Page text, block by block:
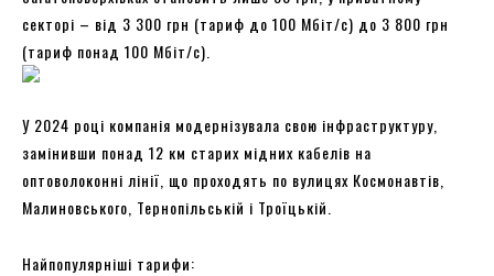
секторі – від 3 300 грн (тариф до 100 Мбіт/с) до 3 800 грн
(тариф понад 100 Мбіт/с).
У 2024 році компанія модернізувала свою інфраструктуру,
замінивши понад 12 км старих мідних кабелів на
оптоволоконні лінії, що проходять по вулицях Космонавтів,
Малиновського, Тернопільській і Троїцькій.
Найпопулярніші тарифи: